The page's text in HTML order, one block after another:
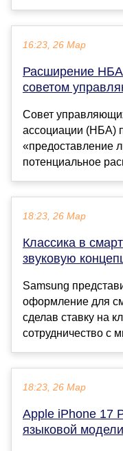
16:23, 26 Мар
Расширение
советом
Совет
ассоциации (НБА)
«предоставление
потенциальное
18:23, 26 Мар
Классика в
звуковую
Samsung
оформление для
сделав ставку на
сотрудничество с
18:23, 26 Мар
Apple iPhone 17
языковой